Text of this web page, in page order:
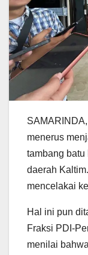
menerus
tambang batu
daerah
mencelakai
Hal ini pun
Fraksi PDI-
menilai